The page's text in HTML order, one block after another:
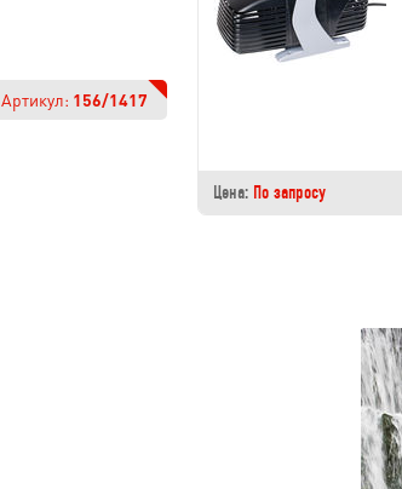
Цена: По запросу
Артикул: 156/1417